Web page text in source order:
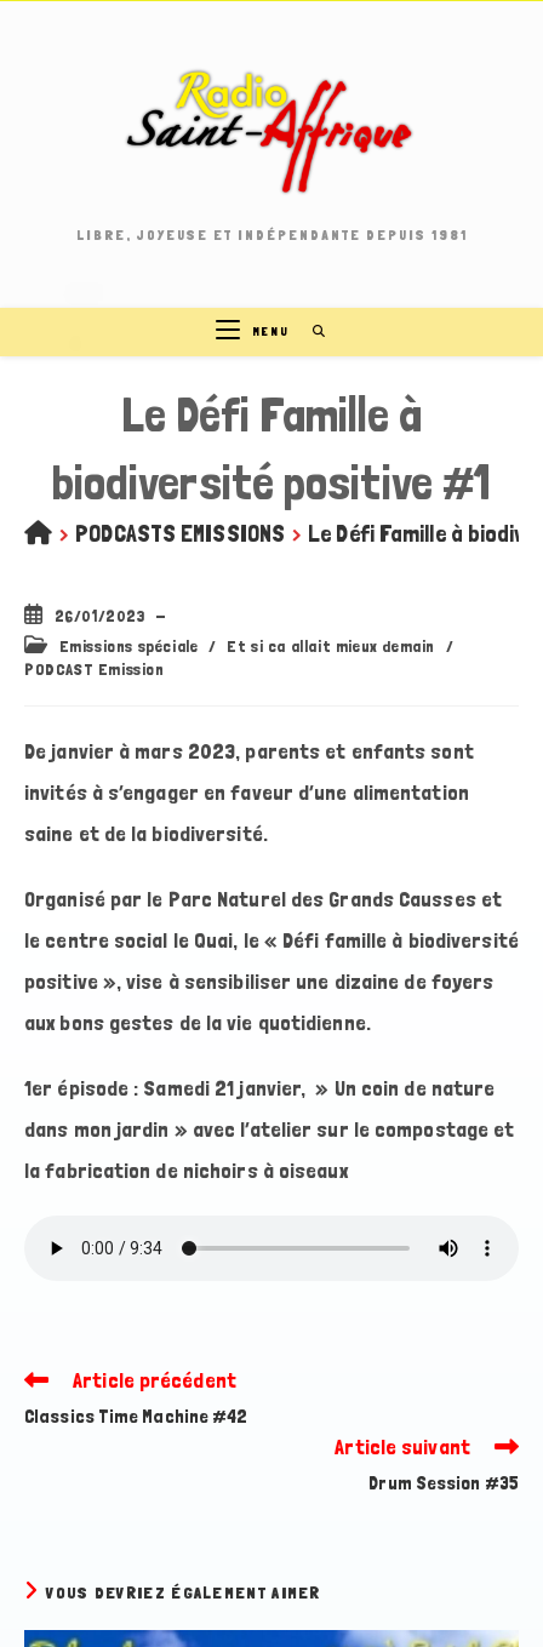
LIBRE, JOYEUSE ET INDÉPENDANTE DEPUIS 1981
MENU
Le Défi Famille à
biodiversité positive #1
> PODCASTS EMISSIONS > Le Défi Famille à
Publication
publiée :
26/01/2023
Post
category:
Emissions spéciale / Et si ca allait mieux demain
/
PODCAST Emission
De janvier à mars 2023, parents et enfants sont
invités à s’engager en faveur d’une alimentation
saine et de la biodiversité.
Organisé par le Parc Naturel des Grands Causses et
le centre social le Quai, le « Défi famille à biodiversité
positive », vise à sensibiliser une dizaine de foyers
aux bons gestes de la vie quotidienne.
1er épisode : Samedi 21 janvier, » Un coin de nature
dans mon jardin » avec l’atelier sur le compostage et
la fabrication de nichoirs à oiseaux
Read
articles
Article précédent
Classics Time Machine #42
Article suivant
Drum Session #35
VOUS DEVRIEZ ÉGALEMENT AIMER